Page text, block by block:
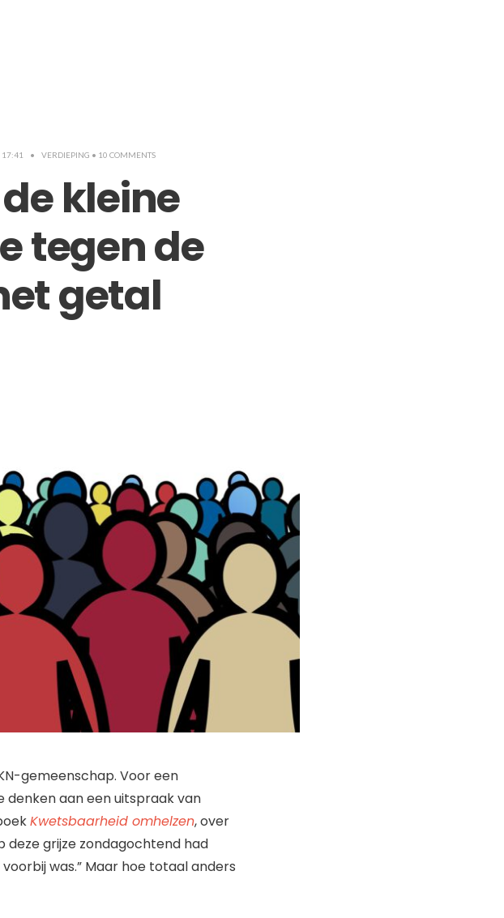
17:41 • VERDIEPING • 10 COMMENTS
kleine
tegen de
getal
gemeenschap. Voor een
denken aan een uitspraak van
Kwetsbaarheid omhelzen, over
deze grijze zondagochtend had
was.” Maar hoe totaal anders